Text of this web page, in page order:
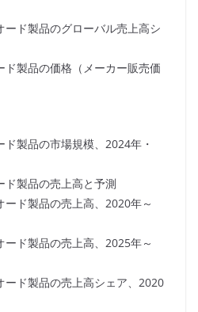
ド製品のグローバル売上高シ
ド製品の価格（メーカー販売価
ド製品の市場規模、2024年・
ド製品の売上高と予測
ド製品の売上高、2020年～
ド製品の売上高、2025年～
ド製品の売上高シェア、2020